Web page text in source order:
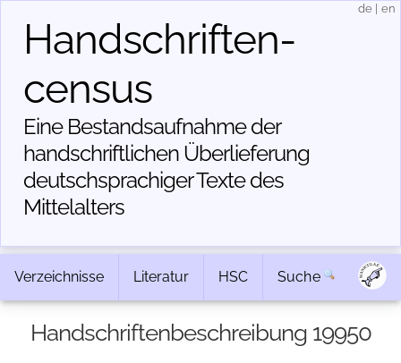
Handschriften­
census
Eine Bestandsaufnahme der
handschriftlichen Über­lieferung
deutschsprachiger Texte des
Mittelalters
de en
Verzeichnisse Literatur HSC Suche
Handschriftenbeschreibung 19950